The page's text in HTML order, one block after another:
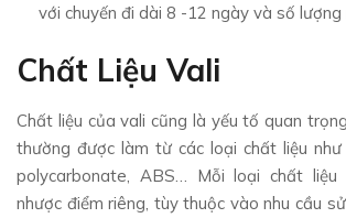
với chuyến đi dài 8 -12 ngày và số lượng
Chất Liệu Vali
Chất liệu của vali cũng là yếu tố quan
thường được làm từ các loại chất liệu như
polycarbonate, ABS… Mỗi loại chất
nhược điểm riêng, tùy thuộc vào nhu cầu